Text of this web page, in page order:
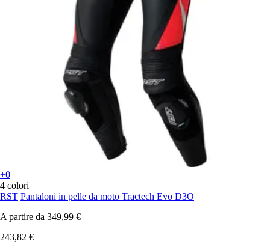
+0
4 colori
RST Pantaloni in pelle da moto Tractech Evo D3O
A partire da 349,99 €
243,82 €